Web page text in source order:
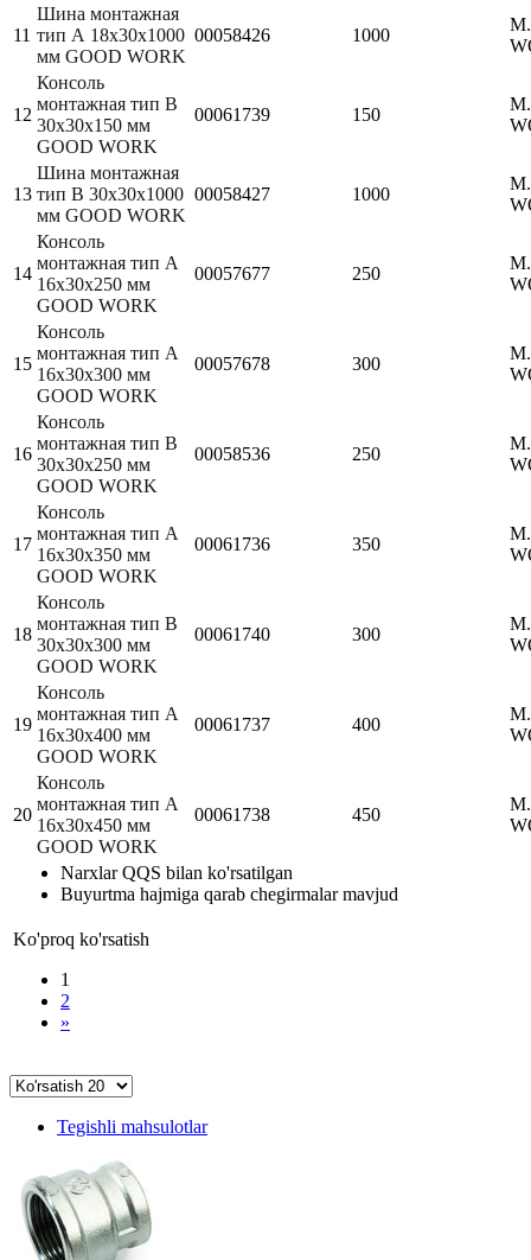
11
Шина монтажная
тип А 18х30х1000
мм GOOD WORK
00058426 1000
12
Консоль
монтажная тип B
30х30х150 мм
GOOD WORK
00061739 150
13
Шина монтажная
тип B 30х30х1000
мм GOOD WORK
00058427 1000
14
Консоль
монтажная тип А
16х30х250 мм
GOOD WORK
00057677 250
15
Консоль
монтажная тип А
16х30х300 мм
GOOD WORK
00057678 300
16
Консоль
монтажная тип B
30х30х250 мм
GOOD WORK
00058536 250
17
Консоль
монтажная тип А
16х30х350 мм
GOOD WORK
00061736 350
18
Консоль
монтажная тип B
30х30х300 мм
GOOD WORK
00061740 300
19
Консоль
монтажная тип А
16х30х400 мм
GOOD WORK
00061737 400
20
Консоль
монтажная тип А
16х30х450 мм
GOOD WORK
00061738 450
Narxlar QQS bilan ko'rsatilgan
Buyurtma hajmiga qarab chegirmalar mavjud
Ko'proq ko'rsatish
1
2
»
Tegishli mahsulotlar